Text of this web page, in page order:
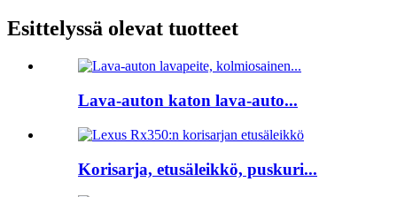
Esittelyssä olevat tuotteet
Lava-auton katon lava-auto...
Korisarja, etusäleikkö, puskuri...